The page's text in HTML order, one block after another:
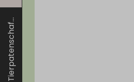
Tierpatenschaf...